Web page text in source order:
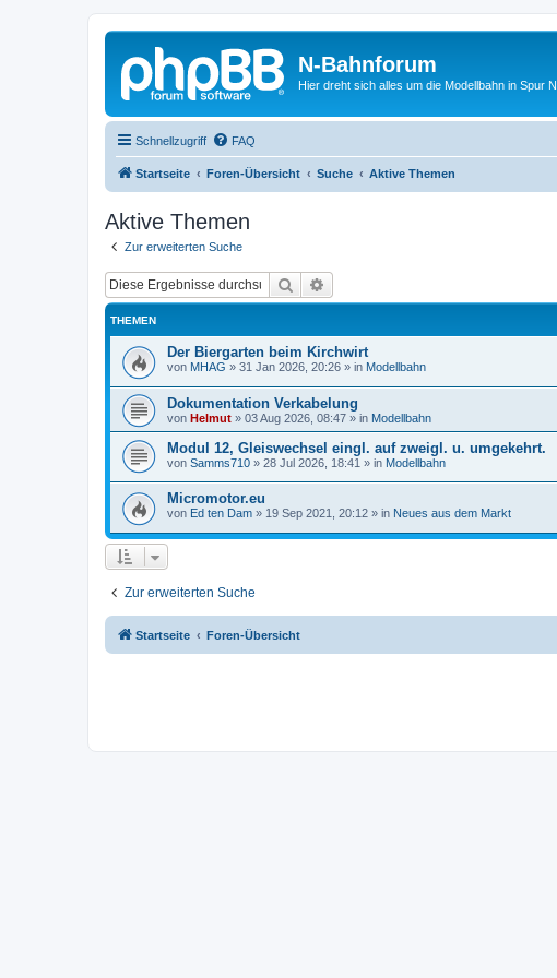
N-Bahnforum
Hier dreht sich alles um die Modellbahn in Spur N
Schnellzugriff FAQ
Startseite Foren-Übersicht Suche Aktive Themen
Aktive Themen
Zur erweiterten Suche
Suche
THEMEN
Der Biergarten beim Kirchwirt
von MHAG » 31 Jan 2026, 20:26 » in Modellbahn
Dokumentation Verkabelung
von Helmut » 03 Aug 2026, 08:47 » in Modellbahn
Modul 12, Gleiswechsel eingl. auf zweigl. u. umgekehrt.
von Samms710 » 28 Jul 2026, 18:41 » in Modellbahn
Micromotor.eu
von Ed ten Dam » 19 Sep 2021, 20:12 » in Neues aus dem Markt
Zur erweiterten Suche
Startseite Foren-Übersicht